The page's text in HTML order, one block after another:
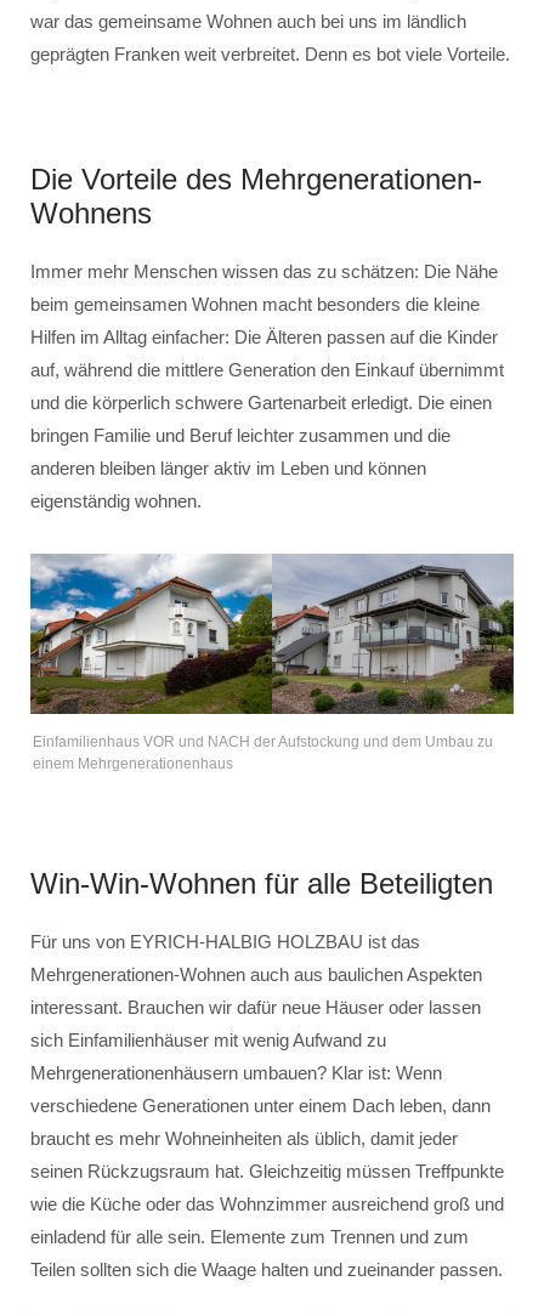
war das gemeinsame Wohnen auch bei uns im ländlich
geprägten Franken weit verbreitet. Denn es bot viele Vorteile.
Die Vorteile des Mehrgenerationen-
Wohnens
Immer mehr Menschen wissen das zu schätzen: Die Nähe
beim gemeinsamen Wohnen macht besonders die kleine
Hilfen im Alltag einfacher: Die Älteren passen auf die Kinder
auf, während die mittlere Generation den Einkauf übernimmt
und die körperlich schwere Gartenarbeit erledigt. Die einen
bringen Familie und Beruf leichter zusammen und die
anderen bleiben länger aktiv im Leben und können
eigenständig wohnen.
Einfamilienhaus VOR und NACH der Aufstockung und dem Umbau zu
einem Mehrgenerationenhaus
Win-Win-Wohnen für alle Beteiligten
Für uns von EYRICH-HALBIG HOLZBAU ist das
Mehrgenerationen-Wohnen auch aus baulichen Aspekten
interessant. Brauchen wir dafür neue Häuser oder lassen
sich Einfamilienhäuser mit wenig Aufwand zu
Mehrgenerationenhäusern umbauen? Klar ist: Wenn
verschiedene Generationen unter einem Dach leben, dann
braucht es mehr Wohneinheiten als üblich, damit jeder
seinen Rückzugsraum hat. Gleichzeitig müssen Treffpunkte
wie die Küche oder das Wohnzimmer ausreichend groß und
einladend für alle sein. Elemente zum Trennen und zum
Teilen sollten sich die Waage halten und zueinander passen.